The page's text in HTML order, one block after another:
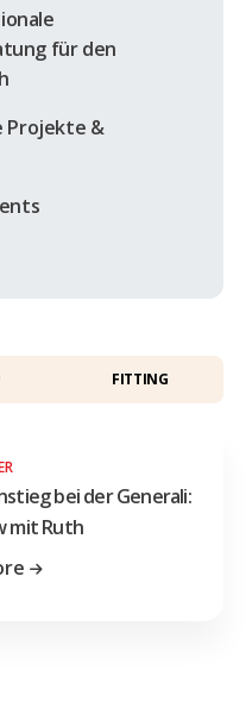
für den
Projekte &
FITTING
bei der Generali:
mit Ruth